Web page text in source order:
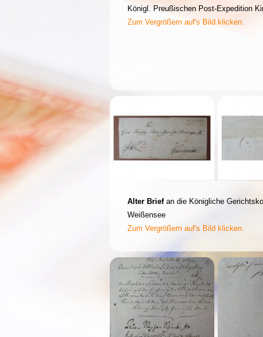
Königl. Preußischen Post-Expedition
Zum Vergrößern auf's Bild klicken.
Alter Briefan die Königliche
Weißensee
Zum Vergrößern auf's Bild klicken.